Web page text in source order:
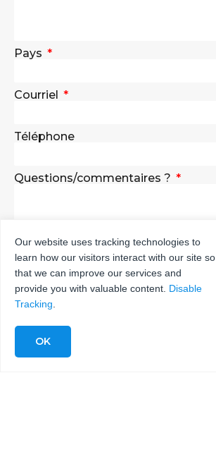
Pays
Courriel
Téléphone
Questions/commentaires ?
ENVOYER
Our website uses tracking technologies to
learn how our visitors interact with our site so
that we can improve our services and
provide you with valuable content. Disable
Tracking